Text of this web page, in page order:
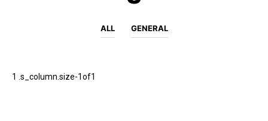
ALL GENERAL